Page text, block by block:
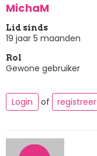
MichaM
Lid sinds
19 jaar 5 maanden
Rol
Gewone gebruiker
Login of registreer